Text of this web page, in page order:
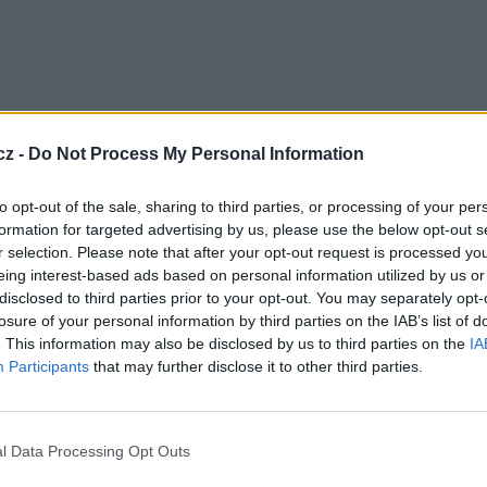
- Do Not Process My Personal Information
opt-out of the sale, sharing to third parties, or processing of your
for targeted advertising by us, please use the below opt-out
selection. Please note that after your opt-out request is processed
interest-based ads based on personal information utilized by us
to third parties prior to your opt-out. You may separately
of your personal information by third parties on the IAB’s list of
This information may also be disclosed by us to third parties on the
Participants that may further disclose it to other third parties.
Data Processing Opt Outs
i ve francouzskéDVB-Tpro obyvatele
a zpráv z oblasti kultury, ekonomiky,
od zadavatelů reklamy a soukromých
GHz, pol. V, SR 29950, FEC 7/8, DVB-S/QPSK,